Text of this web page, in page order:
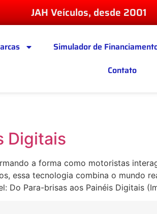
JAH Veículos, desde 2001
Simulador de
Contato
Digitais
a forma como motoristas
essa tecnologia combina o mundo
Do Para-brisas aos Painéis Digitais